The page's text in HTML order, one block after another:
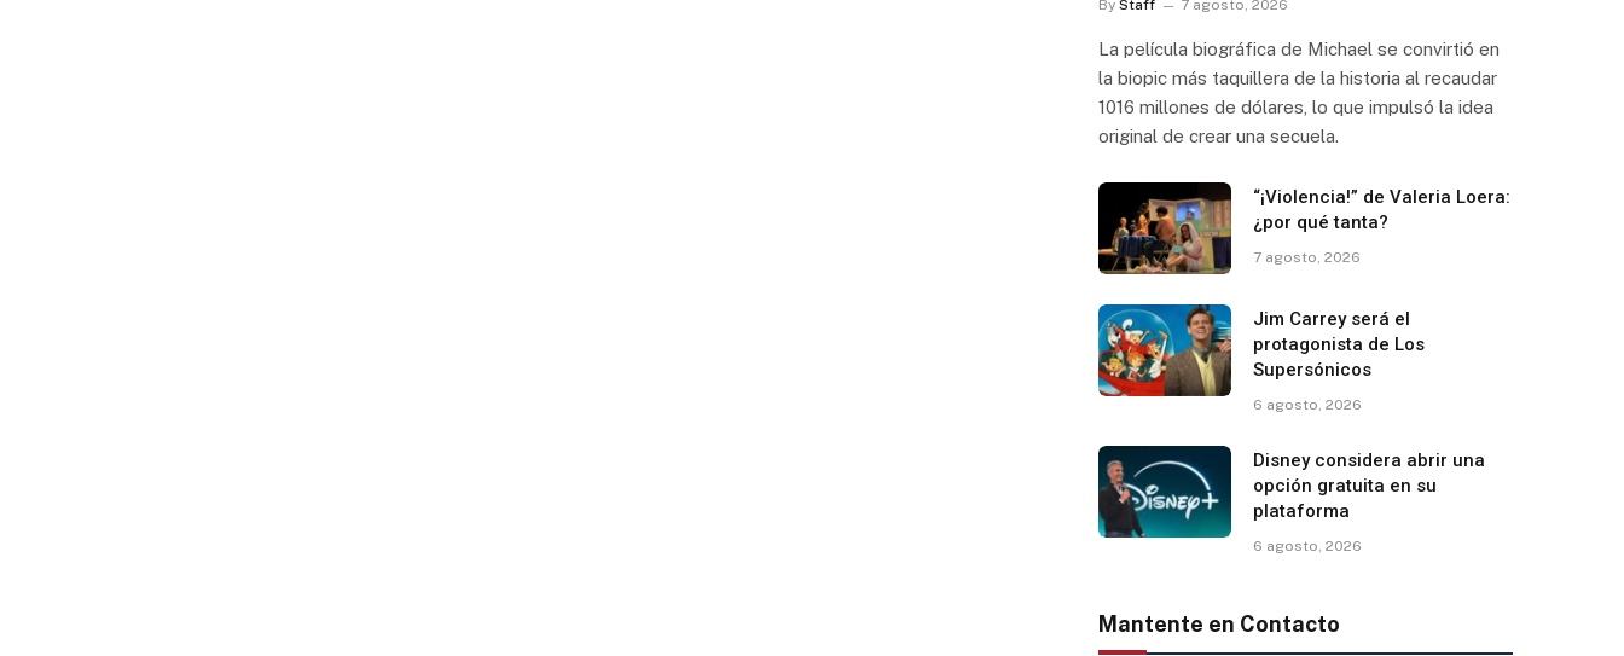
By Staff 7 agosto, 2026
La película biográfica de Michael se convirtió en
la biopic más taquillera de la historia al recaudar
1016 millones de dólares, lo que impulsó la idea
original de crear una secuela.
“¡Violencia!” de Valeria Loera:
¿por qué tanta?
7 agosto, 2026
Jim Carrey será el
protagonista de Los
Supersónicos
6 agosto, 2026
Disney considera abrir una
opción gratuita en su
plataforma
6 agosto, 2026
Mantente en Contacto